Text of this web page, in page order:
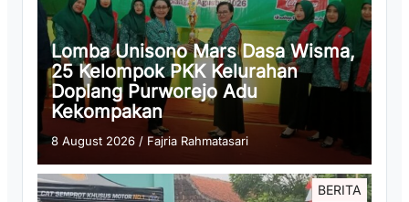
Lomba Unisono Mars Dasa Wisma,
25 Kelompok PKK Kelurahan
Doplang Purworejo Adu
Kekompakan
8 August 2026 / Fajria Rahmatasari
BERITA